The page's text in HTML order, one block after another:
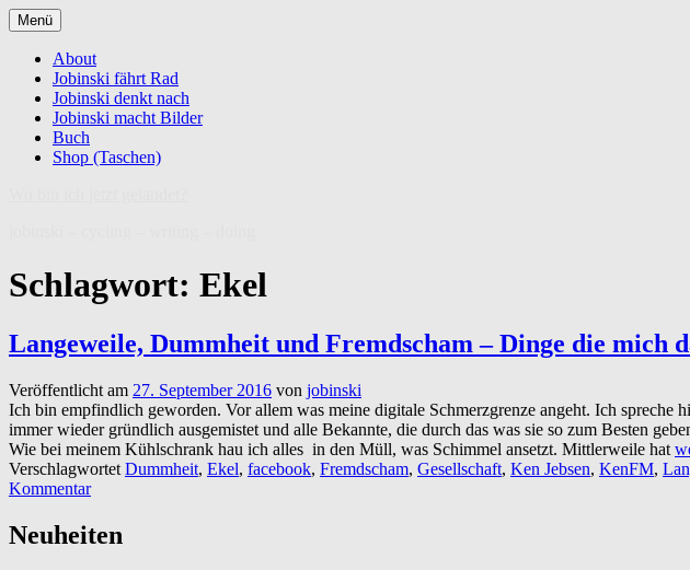
Zum
Inhalt
springen
Menü
About
Jobinski fährt Rad
Jobinski denkt nach
Jobinski macht Bilder
Buch
Shop (Taschen)
Schlagwort: Ekel
Langeweile, Dummheit und Fremdscham – Dinge die mich
Veröffentlicht am 27. September 2016 von jobinski
Ich bin empfindlich geworden. Vor allem was meine digitale Schmerzgrenze angeht. Ich
immer wieder gründlich ausgemistet und alle Bekannte, die durch das was sie so zum Besten
Wie bei meinem Kühlschrank hau ich alles in den Müll, was Schimmel ansetzt. Mittlerweile hat
Verschlagwortet Dummheit, Ekel, facebook, Fremdscham, Gesellschaft, Ken Jebsen, KenFM,
Kommentar
Neuheiten